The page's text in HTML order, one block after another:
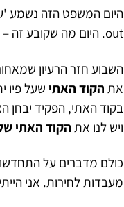
היום המשפט הזה נשמע
out. היום מה שקובע זה –
השבוע חזר הרעיון
את הקוד האתי שעל פיו
בקוד האתי, הפקיד יבחן
ויש לנו את הקוד האתי
כולם מדברים על
מעבדות לחירות. אני